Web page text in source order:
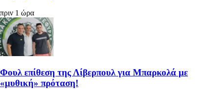
πριν 1 ώρα
Φουλ επίθεση της Λίβερπουλ για Μπαρκολά με
«μυθική» πρόταση!